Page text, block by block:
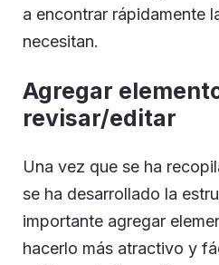
a encontrar rápidamente
necesitan.
Agregar
revisar/editar
Una vez que se ha
se ha desarrollado la
importante agregar
hacerlo más atractivo y